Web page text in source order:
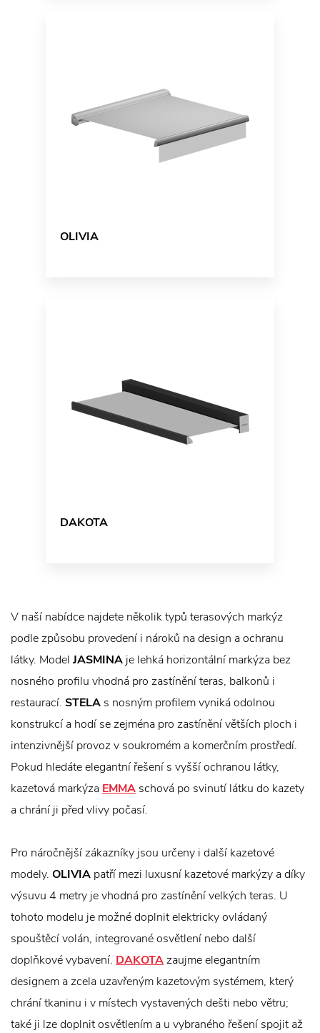
OLIVIA
DAKOTA
V naší nabídce najdete několik typů terasových markýz
podle způsobu provedení i nároků na design a ochranu
látky. Model JASMINA je lehká horizontální markýza bez
nosného profilu vhodná pro zastínění teras, balkonů i
restaurací. STELA s nosným profilem vyniká odolnou
konstrukcí a hodí se zejména pro zastínění větších ploch i
intenzivnější provoz v soukromém a komerčním prostředí.
Pokud hledáte elegantní řešení s vyšší ochranou látky,
kazetová markýza EMMA schová po svinutí látku do kazety
a chrání ji před vlivy počasí.
Pro náročnější zákazníky jsou určeny i další kazetové
modely. OLIVIA patří mezi luxusní kazetové markýzy a díky
výsuvu 4 metry je vhodná pro zastínění velkých teras. U
tohoto modelu je možné doplnit elektricky ovládaný
spouštěcí volán, integrované osvětlení nebo další
doplňkové vybavení. DAKOTAzaujme elegantním
designem a zcela uzavřeným kazetovým systémem, který
chrání tkaninu i v místech vystavených dešti nebo větru;
také ji lze doplnit osvětlením a u vybraného řešení spojit až